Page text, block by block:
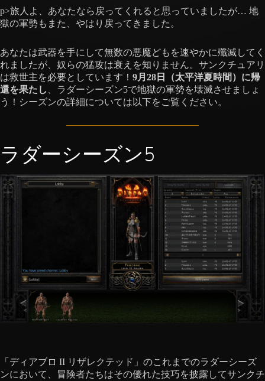
p>旅人よ、あなたなら戻ってくれると思っていましたが… 地
獄の軍勢もまた、やはり戻ってきました。
あなたは武器を手にして無数の悪魔どもを速やかに殲滅してく
れましたが、奴らの猛攻は衰えを知りません。サンクチュアリ
は救世主を必要としています！ 9月28日（太平洋夏時間）に帰
還を果たし
、ラダーシーズン5で地獄の軍勢を壊滅させましょ
う！シーズンの詳細については以下をご覧ください。
ラダーシーズン5
「ディアブロ II リザレクテッド」のこれまでのラダーシーズ
ンにおいて、冒険者たちはその優れた技巧を披露してサンクチ